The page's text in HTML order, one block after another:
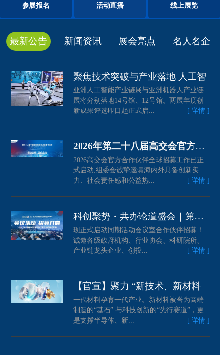
参展报名 活动直播 线上展览
最新公告 新闻资讯 展会亮点 名人名企
聚焦技术突破与产业落地 人工智
亚洲人工智能产业链展与亚洲机器人产业链
展将分别落地14号馆、12号馆。两展年度创
新成果评选即日起正式启...
[ 详情 ]
2026年第二十八届高交会官方合作
2026高交会官方合作伙伴全球招募工作已正
式启动,组委会诚挚邀请海内外具备创新实
力、社会责任感和公益热...
[ 详情 ]
科创聚势・共办论道盛会｜第二十
现正式启动同期活动会议室合作伙伴招募！
诚邀各级政府机构、行业协会、科研院所、
产业链龙头企业、创投...
[ 详情 ]
【官宣】聚力 “新技术、新材料
一代材料孕育一代产业。新材料被誉为高端
制造的“基石” 与科技创新的“先行赛道”，更
是支撑半导体、新...
[ 详情 ]